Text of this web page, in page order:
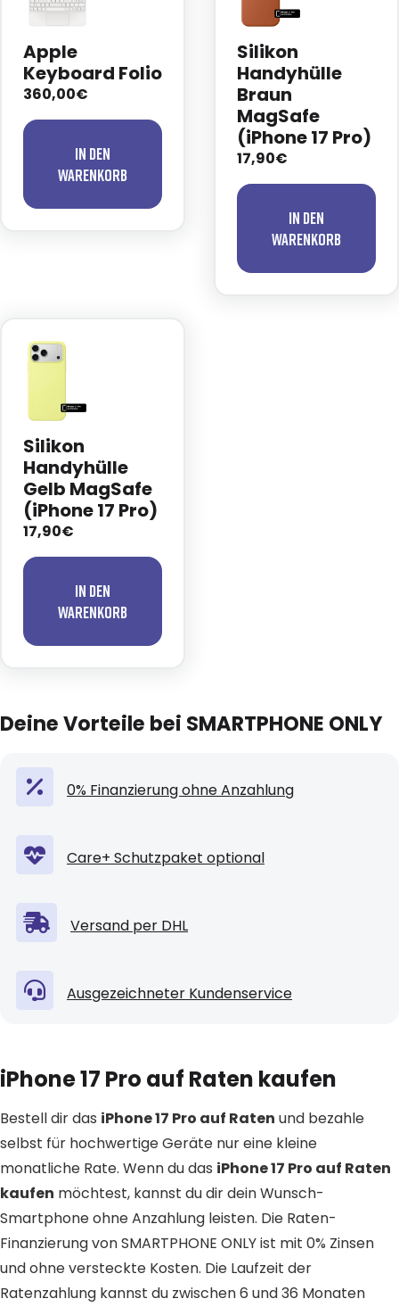
Apple
Keyboard Folio
360,00€
In den
Warenkorb
Silikon
Handyhülle
Braun
MagSafe
(iPhone 17 Pro)
17,90€
In den
Warenkorb
Silikon
Handyhülle
Gelb MagSafe
(iPhone 17 Pro)
17,90€
In den
Warenkorb
Deine Vorteile bei SMARTPHONE ONLY
0% Finanzierung ohne Anzahlung
Care+ Schutzpaket optional
Versand per DHL
Ausgezeichneter Kundenservice
iPhone 17 Pro auf Raten kaufen
Bestell dir das iPhone 17 Pro auf Raten und bezahle
selbst für hochwertige Geräte nur eine kleine
monatliche Rate. Wenn du das iPhone 17 Pro auf Raten
kaufen möchtest, kannst du dir dein Wunsch-
Smartphone ohne Anzahlung leisten. Die Raten-
Finanzierung von SMARTPHONE ONLY ist mit 0% Zinsen
und ohne versteckte Kosten. Die Laufzeit der
Ratenzahlung kannst du zwischen 6 und 36 Monaten